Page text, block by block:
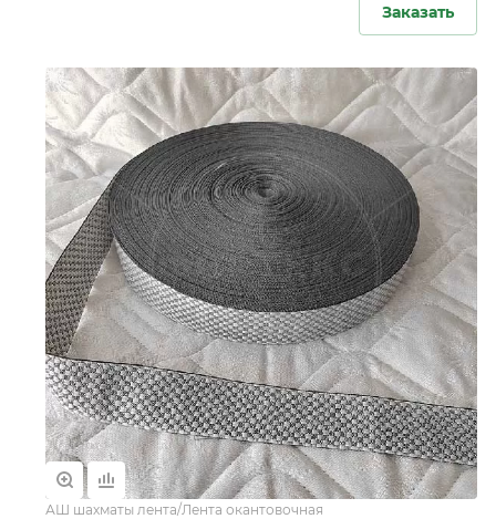
Заказать
АШ шахматы лента/Лента окантовочная